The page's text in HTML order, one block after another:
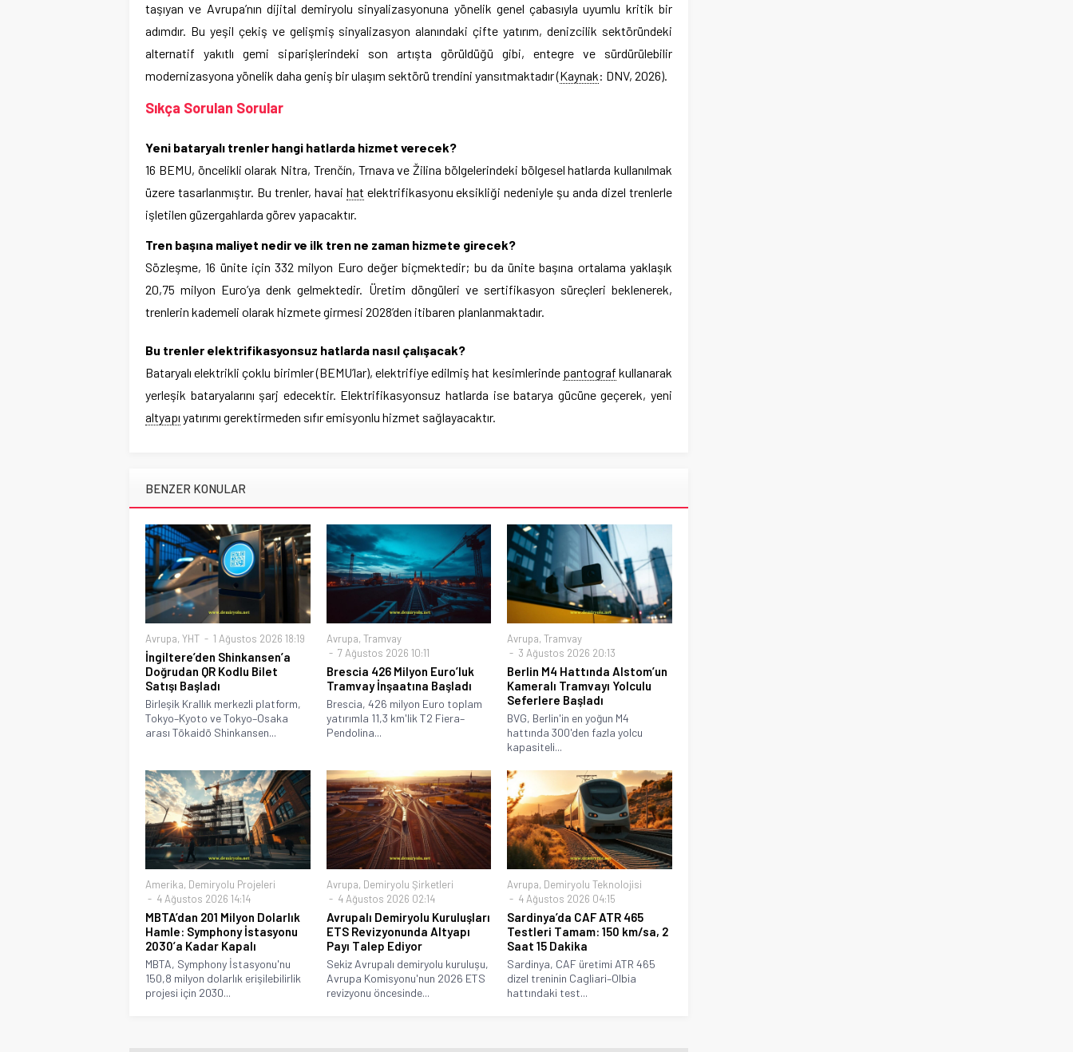
taşıyan ve Avrupa’nın dijital demiryolu sinyalizasyonuna yönelik genel çabasıyla uyumlu kritik bir
adımdır. Bu yeşil çekiş ve gelişmiş sinyalizasyon alanındaki çifte yatırım, denizcilik sektöründeki
alternatif yakıtlı gemi siparişlerindeki son artışta görüldüğü gibi, entegre ve sürdürülebilir
modernizasyona yönelik daha geniş bir ulaşım sektörü trendini yansıtmaktadır (Kaynak: DNV, 2026).
Sıkça Sorulan Sorular
Yeni bataryalı trenler hangi hatlarda hizmet verecek?
16 BEMU, öncelikli olarak Nitra, Trenčín, Trnava ve Žilina bölgelerindeki bölgesel hatlarda kullanılmak
üzere tasarlanmıştır. Bu trenler, havai hat elektrifikasyonu eksikliği nedeniyle şu anda dizel trenlerle
işletilen güzergahlarda görev yapacaktır.
Tren başına maliyet nedir ve ilk tren ne zaman hizmete girecek?
Sözleşme, 16 ünite için 332 milyon Euro değer biçmektedir; bu da ünite başına ortalama yaklaşık
20,75 milyon Euro’ya denk gelmektedir. Üretim döngüleri ve sertifikasyon süreçleri beklenerek,
trenlerin kademeli olarak hizmete girmesi 2028’den itibaren planlanmaktadır.
Bu trenler elektrifikasyonsuz hatlarda nasıl çalışacak?
Bataryalı elektrikli çoklu birimler (BEMU’lar), elektrifiye edilmiş hat kesimlerinde pantograf kullanarak
yerleşik bataryalarını şarj edecektir. Elektrifikasyonsuz hatlarda ise batarya gücüne geçerek, yeni
altyapı yatırımı gerektirmeden sıfır emisyonlu hizmet sağlayacaktır.
BENZER KONULAR
Avrupa, YHT 1 Ağustos 2026 18:19
İngiltere’den Shinkansen’a
Doğrudan QR Kodlu Bilet
Satışı Başladı
Birleşik Krallık merkezli platform,
Tokyo–Kyoto ve Tokyo–Osaka
arası Tōkaidō Shinkansen...
Avrupa, Tramvay
7 Ağustos 2026 10:11
Brescia 426 Milyon Euro’luk
Tramvay İnşaatına Başladı
Brescia, 426 milyon Euro toplam
yatırımla 11,3 km'lik T2 Fiera–
Pendolina...
Avrupa,Tramvay
3 Ağustos 2026 20:13
Berlin M4 Hattında Alstom’un
Kameralı Tramvayı Yolculu
Seferlere Başladı
BVG, Berlin'in en yoğun M4
hattında 300'den fazla yolcu
kapasiteli...
Amerika, Demiryolu Projeleri
4 Ağustos 2026 14:14
MBTA’dan 201 Milyon Dolarlık
Hamle: Symphony İstasyonu
2030’a Kadar Kapalı
MBTA, Symphony İstasyonu'nu
150,8 milyon dolarlık erişilebilirlik
projesi için 2030...
Avrupa, Demiryolu Şirketleri
4 Ağustos 2026 02:14
Avrupalı Demiryolu Kuruluşları
ETS Revizyonunda Altyapı
Payı Talep Ediyor
Sekiz Avrupalı demiryolu kuruluşu,
Avrupa Komisyonu'nun 2026 ETS
revizyonu öncesinde...
Avrupa, Demiryolu Teknolojisi
4 Ağustos 2026 04:15
Sardinya’da CAF ATR 465
Testleri Tamam: 150 km/sa, 2
Saat 15 Dakika
Sardinya, CAF üretimi ATR 465
dizel treninin Cagliari–Olbia
hattındaki test...